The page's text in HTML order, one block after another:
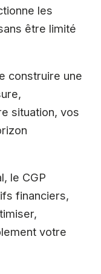
les
être limité
construire une
situation, vos
le CGP
financiers,
votre